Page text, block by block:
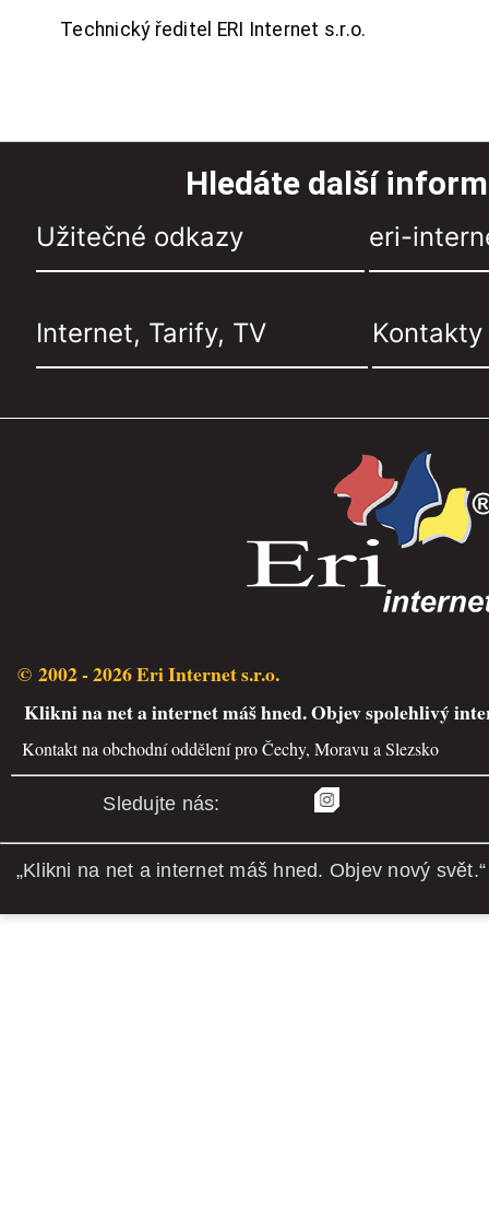
Technický ředitel ERI Internet s.r.o.
Hledáte další
Užitečné odkazy eri-
Internet, Tarify, TV Kontakty
© 2002 - 2026 Eri Internet s.r.o.
Klikni na net a internet máš hned. Objev spolehlivý
Kontakt na obchodní oddělení pro Čechy, Moravu a Slezsko
Sledujte nás:
„Klikni na net a internet máš hned. Objev nový svět.“